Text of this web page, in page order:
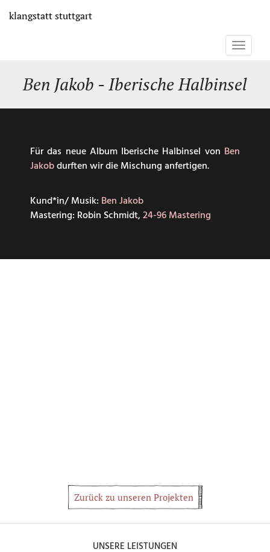
zum
klangstattstuttgart
Toggle
Ben Jakob - Iberische Halbinsel
Für das neue Album Iberische Halbinsel von Ben
Jakobdurften wir die Mischung anfertigen.
Kund*in/ Musik: Ben Jakob
Mastering: Robin Schmidt,24-96 Mastering
Zurück zu unseren Projekten
UNSERE LEISTUNGEN